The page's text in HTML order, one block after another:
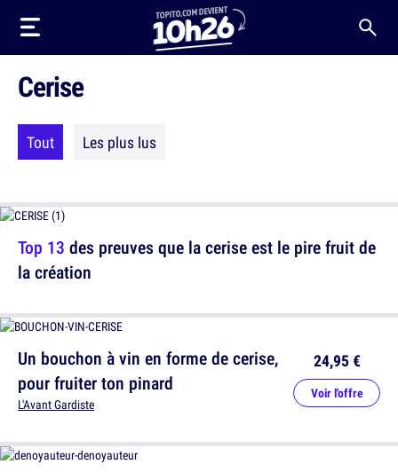
Cerise
Tout Les plus lus
Top 13 des preuves que la cerise est le pire fruit de
la création
Un bouchon à vin en forme de cerise,
pour fruiter ton pinard
L'Avant Gardiste
24,95 €
Voir l'offre